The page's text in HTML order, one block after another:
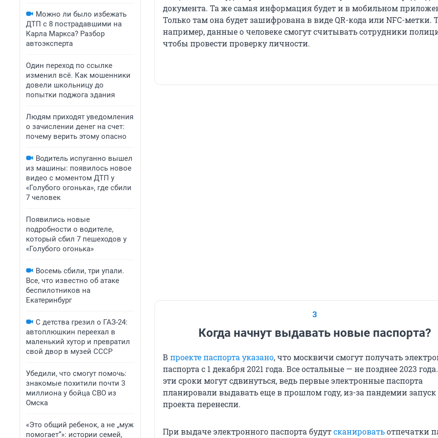
Можно ли было избежать
ДТП с 8 пострадавшими на
Карла Маркса? Разбор
автоэксперта
Один переход по ссылке
изменил всё. Как мошенники
довели школьницу до
попытки поджога здания
Людям приходят уведомления
о зачислении денег на счет:
почему верить этому опасно
Водитель испуганно вышел
из машины: появилось новое
видео с моментом ДТП у
«Голубого огонька», где сбили
7 человек
Появились новые
подробности о водителе,
который сбил 7 пешеходов у
«Голубого огонька»
Восемь сбили, три упали.
Все, что известно об атаке
беспилотников на
Екатеринбург
С детства грезил о ГАЗ-24:
автоплюшкин переехал в
маленький хутор и превратил
свой двор в музей СССР
Убедили, что смогут помочь:
знакомые похитили почти 3
миллиона у бойца СВО из
Омска
«Это общий ребенок, а не „муж
помогает“»: истории семей,
документа. Та же самая информация будет и в мобильном
Только там она будет зашифрована в виде QR-кода или NFC-метки.
например, данные о человеке смогут считывать сотрудники
чтобы провести проверку личности.
3
Когда начнут выдавать новые паспорта?
В проекте паспорта указано, что москвичи смогут получать
паспорта с 1 декабря 2021 года. Все остальные — не позднее 2023
эти сроки могут сдвинуться, ведь первые электронные паспорта
планировали выдавать еще в прошлом году, из-за пандемии запуск
проекта перенесли.
При выдаче электронного паспорта будутсканироватьотпечатки